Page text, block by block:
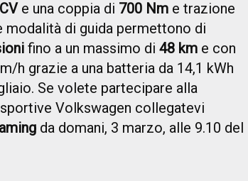
e una coppia di 700 Nm e trazione
di guida permettono di
fino a un massimo di 48 km e con
h grazie a una batteria da 14,1 kWh
Se volete partecipare alla
Volkswagen collegatevi
da domani, 3 marzo, alle 9.10 del